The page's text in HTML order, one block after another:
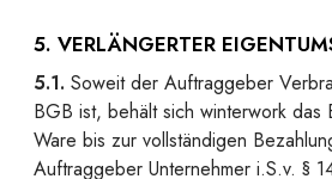
5. VERLÄNGERTER
5.1. Soweit der Auftraggeber
BGB ist, behält sich winterwork das
Ware bis zur vollständigen
Auftraggeber Unternehmer i.S.v. §